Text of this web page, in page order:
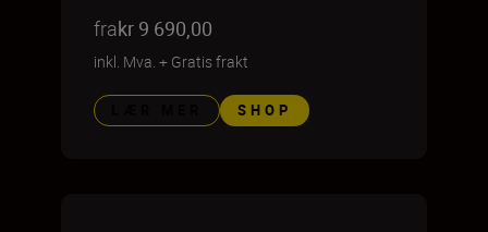
frakr 9 690,00
inkl. Mva. + Gratis frakt
SHOP